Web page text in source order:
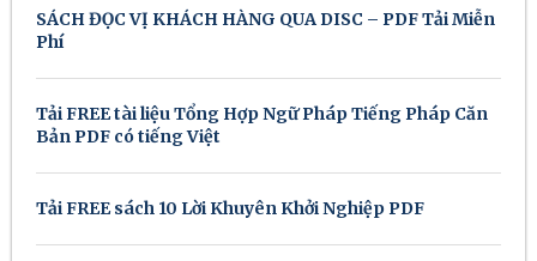
SÁCH ĐỌC VỊ KHÁCH HÀNG QUA DISC – PDF Tải Miễn
Phí
Tải FREE tài liệu Tổng Hợp Ngữ Pháp Tiếng Pháp Căn
Bản PDF có tiếng Việt
Tải FREE sách 10 Lời Khuyên Khởi Nghiệp PDF